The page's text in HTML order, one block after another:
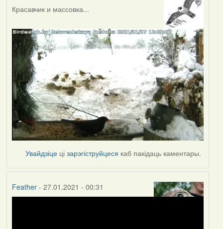
Красавчик и массовка...
Увайдзіце цізарэгіструйцеся каб пакідаць каментары.
Feather- 27.01.2021 - 00:31